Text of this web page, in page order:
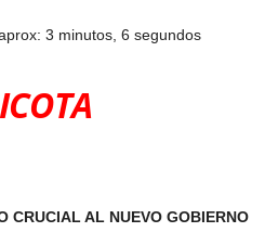
3 minutos, 6 segundos
CRUCIAL AL NUEVO GOBIERNO